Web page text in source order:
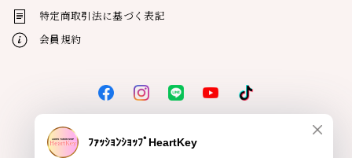
特定商取引法に基づく表記
会員規約
© HeartKey